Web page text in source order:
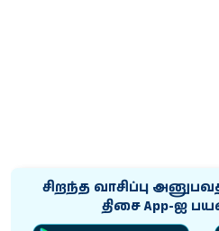
சிறந்த வாசிப்பு
திசை App-ஐ